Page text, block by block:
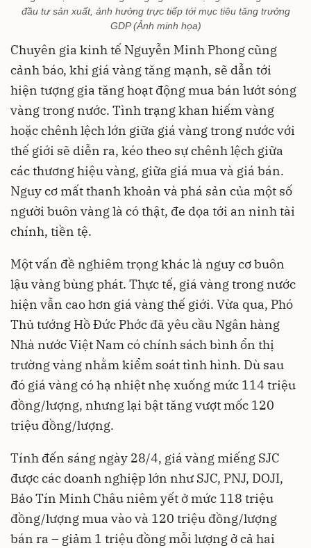
đầu tư sản xuất, ảnh hưởng trực tiếp tới mục tiêu tăng trưởng
GDP (Ảnh minh họa)
Chuyên gia kinh tế Nguyễn Minh Phong cũng
cảnh báo, khi giá vàng tăng mạnh, sẽ dẫn tới
hiện tượng gia tăng hoạt động mua bán lướt sóng
vàng trong nước. Tình trạng khan hiếm vàng
hoặc chênh lệch lớn giữa giá vàng trong nước với
thế giới sẽ diễn ra, kéo theo sự chênh lệch giữa
các thương hiệu vàng, giữa giá mua và giá bán.
Nguy cơ mất thanh khoản và phá sản của một số
người buôn vàng là có thật, đe dọa tới an ninh tài
chính, tiền tệ.
Một vấn đề nghiêm trọng khác là nguy cơ buôn
lậu vàng bùng phát. Thực tế, giá vàng trong nước
hiện vẫn cao hơn giá vàng thế giới. Vừa qua, Phó
Thủ tướng Hồ Đức Phớc đã yêu cầu Ngân hàng
Nhà nước Việt Nam có chính sách bình ổn thị
trường vàng nhằm kiểm soát tình hình. Dù sau
đó giá vàng có hạ nhiệt nhẹ xuống mức 114 triệu
đồng/lượng, nhưng lại bật tăng vượt mốc 120
triệu đồng/lượng.
Tính đến sáng ngày 28/4, giá vàng miếng SJC
được các doanh nghiệp lớn như SJC, PNJ, DOJI,
Bảo Tín Minh Châu niêm yết ở mức 118 triệu
đồng/lượng mua vào và 120 triệu đồng/lượng
bán ra – giảm 1 triệu đồng mỗi lượng ở cả hai